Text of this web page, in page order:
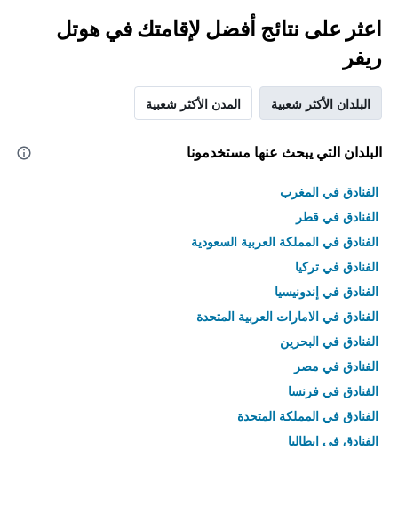
اعثر على نتائج أفضل لإقامتك في هوتل
ريفر
البلدان الأكثر شعبية المدن الأكثر شعبية
البلدان التي يبحث عنها مستخدمونا
الفنادق في المغرب
الفنادق في قطر
الفنادق في المملكة العربية السعودية
الفنادق في تركيا
الفنادق في إندونيسيا
الفنادق في الامارات العربية المتحدة
الفنادق في البحرين
الفنادق في مصر
الفنادق في فرنسا
الفنادق في المملكة المتحدة
الفنادق في إيطاليا